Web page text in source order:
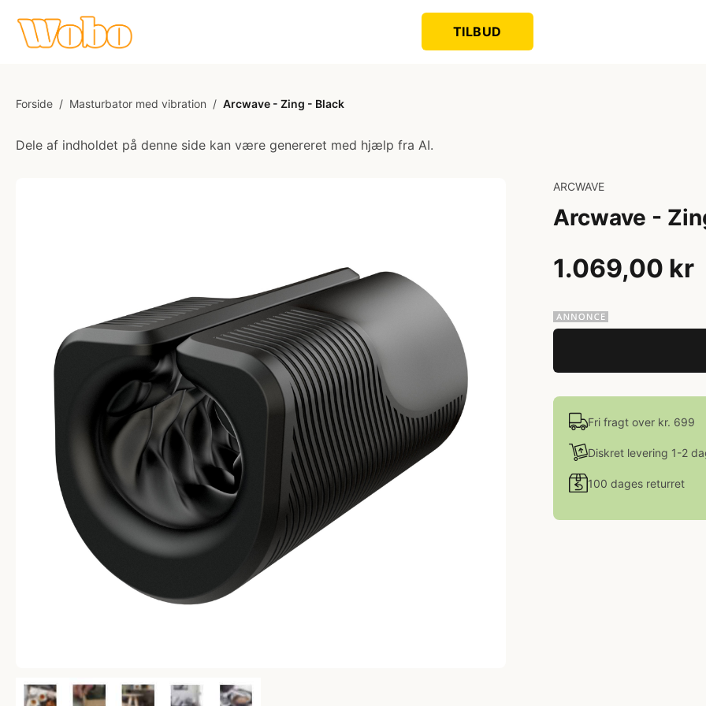
TILBUD
Forside / Masturbator med vibration / Arcwave - Zing - Black
Dele af indholdet på denne side kan være genereret med hjælp fra AI.
ARCWAVE
Arcwave -
1.069,00 kr
Fri fragt over kr. 699
Diskret levering 1-2
100 dages returret